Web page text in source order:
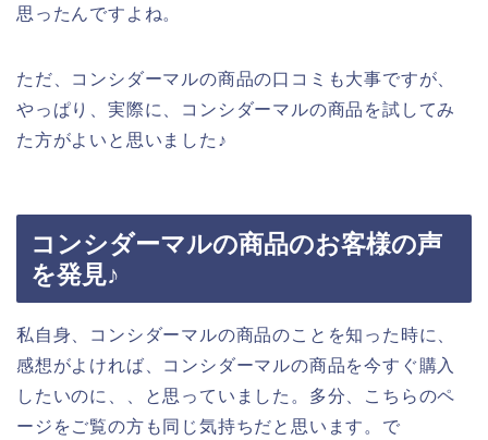
思ったんですよね。
ただ、コンシダーマルの商品の口コミも大事ですが、
やっぱり、実際に、コンシダーマルの商品を試してみ
た方がよいと思いました♪
コンシダーマルの商品のお客様の声
を発見♪
私自身、コンシダーマルの商品のことを知った時に、
感想がよければ、コンシダーマルの商品を今すぐ購入
したいのに、、と思っていました。多分、こちらのペ
ージをご覧の方も同じ気持ちだと思います。で